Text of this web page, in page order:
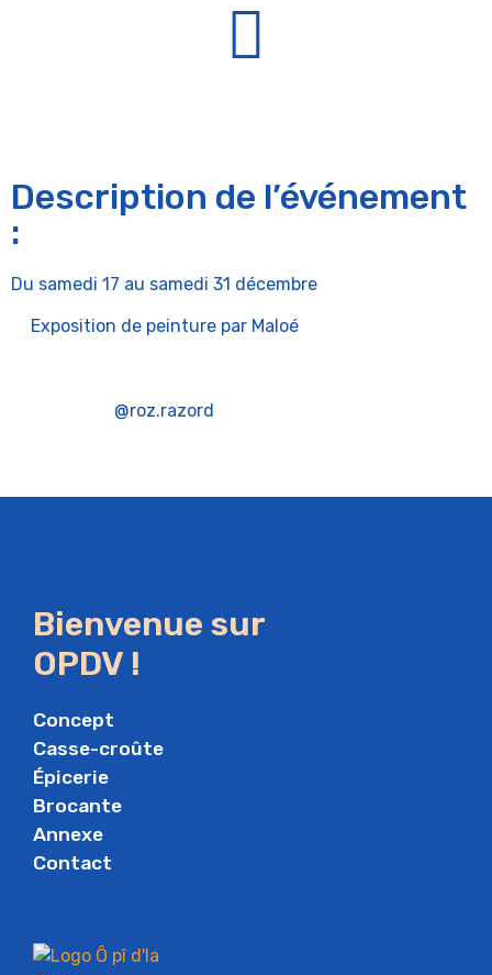
Description de l’événement
:
Du samedi 17 au samedi 31 décembre
Exposition de peinture par Maloé
@roz.razord
Bienvenue sur
OPDV !
Concept
Casse-croûte
Épicerie
Brocante
Annexe
Contact